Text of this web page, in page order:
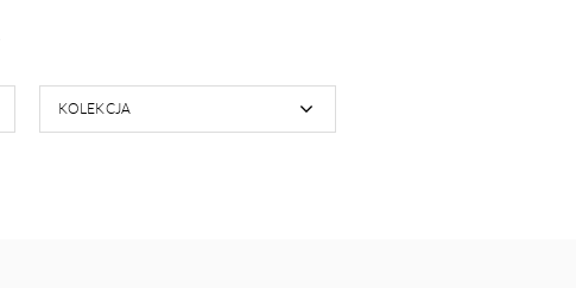
KOLEKCJA